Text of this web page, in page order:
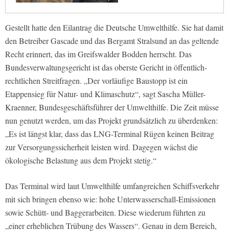
Gestellt hatte den Eilantrag die Deutsche Umwelthilfe. Sie hat damit
den Betreiber Gascade und das Bergamt Stralsund an das geltende
Recht erinnert, das im Greifswalder Bodden herrscht. Das
Bundesverwaltungsgericht ist das oberste Gericht in öffentlich-
rechtlichen Streitfragen. „Der vorläufige Baustopp ist ein
Etappensieg für Natur- und Klimaschutz“, sagt Sascha Müller-
Kraenner, Bundesgeschäftsführer der Umwelthilfe. Die Zeit müsse
nun genutzt werden, um das Projekt grundsätzlich zu überdenken:
„Es ist längst klar, dass das LNG-Terminal Rügen keinen Beitrag
zur Versorgungssicherheit leisten wird. Dagegen wächst die
ökologische Belastung aus dem Projekt stetig.“
Das Terminal wird laut Umwelthilfe umfangreichen Schiffsverkehr
mit sich bringen ebenso wie: hohe Unterwasserschall-Emissionen
sowie Schütt- und Baggerarbeiten. Diese wiederum führten zu
„einer erheblichen Trübung des Wassers“. Genau in dem Bereich,